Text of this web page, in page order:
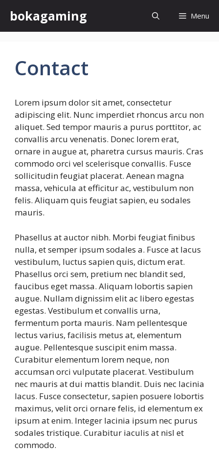
content
bokagaming Menu
Contact
Lorem ipsum dolor sit amet, consectetur
adipiscing elit. Nunc imperdiet rhoncus arcu non
aliquet. Sed tempor mauris a purus porttitor, ac
convallis arcu venenatis. Donec lorem erat,
ornare in augue at, pharetra cursus mauris. Cras
commodo orci vel scelerisque convallis. Fusce
sollicitudin feugiat placerat. Aenean magna
massa, vehicula at efficitur ac, vestibulum non
felis. Aliquam quis feugiat sapien, eu sodales
mauris.
Phasellus at auctor nibh. Morbi feugiat finibus
nulla, et semper ipsum sodales a. Fusce at lacus
vestibulum, luctus sapien quis, dictum erat.
Phasellus orci sem, pretium nec blandit sed,
faucibus eget massa. Aliquam lobortis sapien
augue. Nullam dignissim elit ac libero egestas
egestas. Vestibulum et convallis urna,
fermentum porta mauris. Nam pellentesque
lectus varius, facilisis metus at, elementum
augue. Pellentesque suscipit enim massa.
Curabitur elementum lorem neque, non
accumsan orci vulputate placerat. Vestibulum
nec mauris at dui mattis blandit. Duis nec lacinia
lacus. Fusce consectetur, sapien posuere lobortis
maximus, velit orci ornare felis, id elementum ex
ipsum at enim. Integer lacinia ipsum nec purus
sodales tristique. Curabitur iaculis at nisl et
commodo.